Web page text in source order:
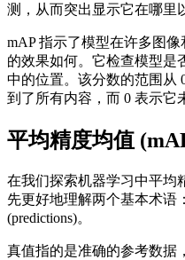
测，从而突出显示它在哪里
mAP 指示了模型在许多图
的效果如何。它检查模型是
中的位置。该分数的范围从
到了所有内容，而 0 表示它
平均精度均值
在我们探索机器学习中平均
先更好地理解两个基本术语
(predictions)。
真值指的是准确的参考数据